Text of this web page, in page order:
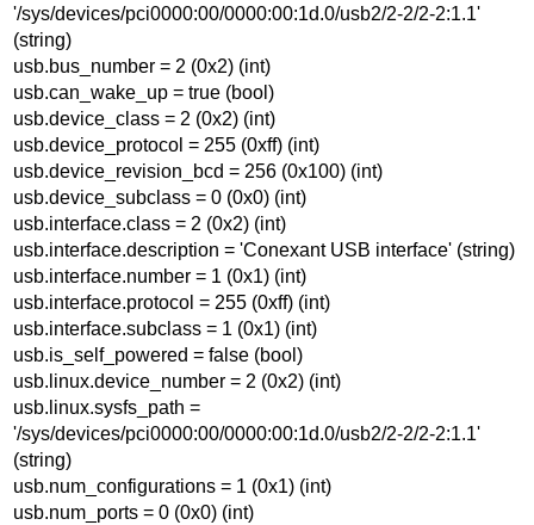
'/sys/devices/pci0000:00/0000:00:1d.0/usb2/2-2/2-2:1.1'
(string)
usb.bus_number = 2 (0x2) (int)
usb.can_wake_up = true (bool)
usb.device_class = 2 (0x2) (int)
usb.device_protocol = 255 (0xff) (int)
usb.device_revision_bcd = 256 (0x100) (int)
usb.device_subclass = 0 (0x0) (int)
usb.interface.class = 2 (0x2) (int)
usb.interface.description = 'Conexant USB interface' (string)
usb.interface.number = 1 (0x1) (int)
usb.interface.protocol = 255 (0xff) (int)
usb.interface.subclass = 1 (0x1) (int)
usb.is_self_powered = false (bool)
usb.linux.device_number = 2 (0x2) (int)
usb.linux.sysfs_path =
'/sys/devices/pci0000:00/0000:00:1d.0/usb2/2-2/2-2:1.1'
(string)
usb.num_configurations = 1 (0x1) (int)
usb.num_ports = 0 (0x0) (int)